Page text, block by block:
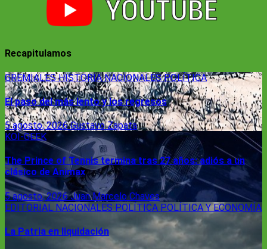
Recapitulamos
GREMIALESHISTORIANACIONALESPOLÍTICA
El paso del más lento y los regresos
5 agosto, 2026Gustavo Zapata
KOI-GEEK
The Prince of Tennis termina tras 27 años: adiós a un
clásico de Animax
5 agosto, 2026Juan Marcelo Chaves
EDITORIAL NACIONALES POLÍTICA POLÍTICA Y ECONOMÍA
La Patria en liquidación